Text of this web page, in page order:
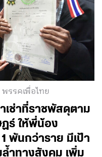
รรคเพื่อไทย
ช่าที่ราชพัสดุตาม
ฏร์ ให้พี่น้อง
พันกว่าราย มีเป้า
ำทางสังคม เพิ่ม